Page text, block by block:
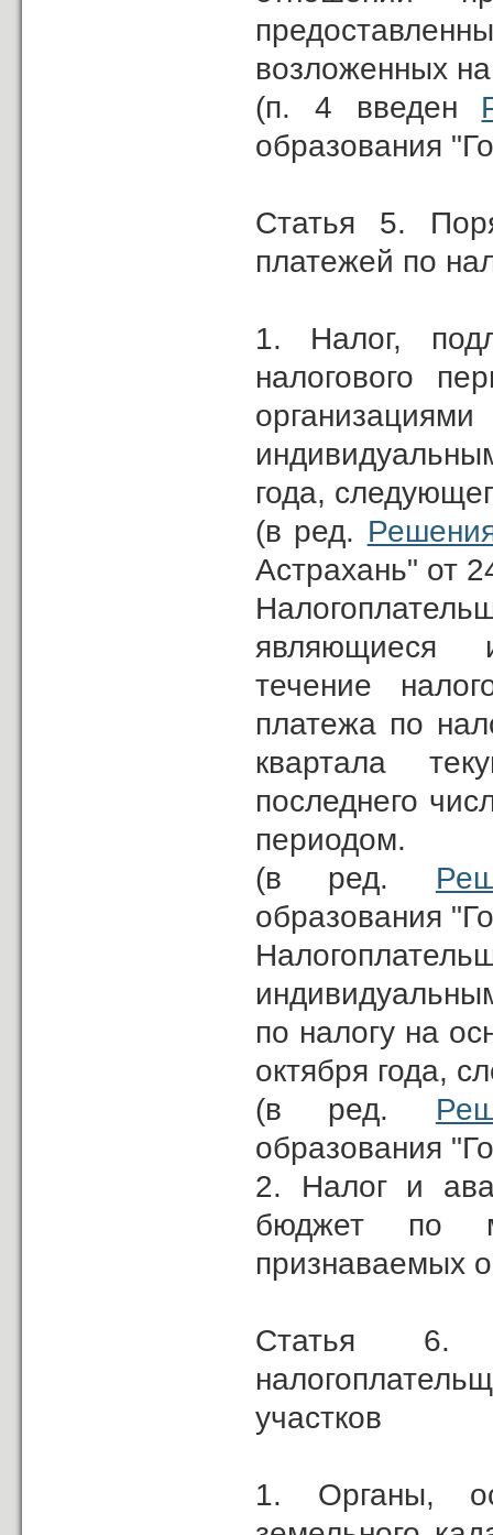
возложенных
(п. 4 введен
образования
Статья 5.
платежей по
1. Налог,
налогового
года,
(в ред.
Астрахань" от
являющиеся
течение
платежа по
квартала
последнего
периодом.
(в ред.
образования
по налогу на
октября года,
(в ред.
образования
2. Налог и
бюджет по
признаваемых
Статья 6.
участков
1. Органы,